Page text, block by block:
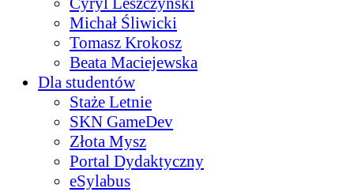
Michał Śliwicki
Tomasz Krokosz
Beata Maciejewska
Dla studentów
Staże Letnie
SKN GameDev
Złota Mysz
Portal Dydaktyczny
eSylabus